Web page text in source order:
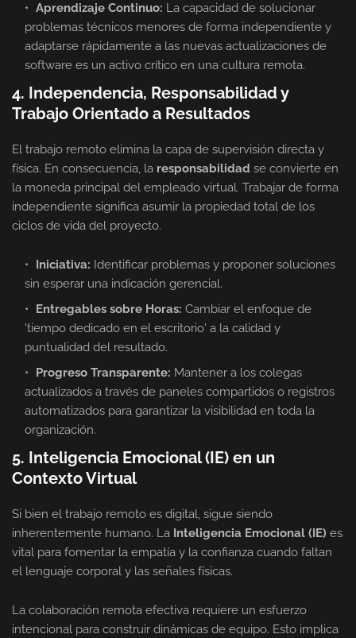
Aprendizaje Continuo: La capacidad de solucionar
problemas técnicos menores de forma independiente y
adaptarse rápidamente a las nuevas actualizaciones de
software es un activo crítico en una cultura remota.
4. Independencia, Responsabilidad y
Trabajo Orientado a Resultados
El trabajo remoto elimina la capa de supervisión directa y
física. En consecuencia, la responsabilidad se convierte en
la moneda principal del empleado virtual. Trabajar de forma
independiente significa asumir la propiedad total de los
ciclos de vida del proyecto.
Iniciativa: Identificar problemas y proponer soluciones
sin esperar una indicación gerencial.
Entregables sobre Horas: Cambiar el enfoque de
'tiempo dedicado en el escritorio' a la calidad y
puntualidad del resultado.
Progreso Transparente: Mantener a los colegas
actualizados a través de paneles compartidos o registros
automatizados para garantizar la visibilidad en toda la
organización.
5. Inteligencia Emocional (IE) en un
Contexto Virtual
Si bien el trabajo remoto es digital, sigue siendo
inherentemente humano. La Inteligencia Emocional (IE) es
vital para fomentar la empatía y la confianza cuando faltan
el lenguaje corporal y las señales físicas.
La colaboración remota efectiva requiere un esfuerzo
intencional para construir dinámicas de equipo. Esto implica